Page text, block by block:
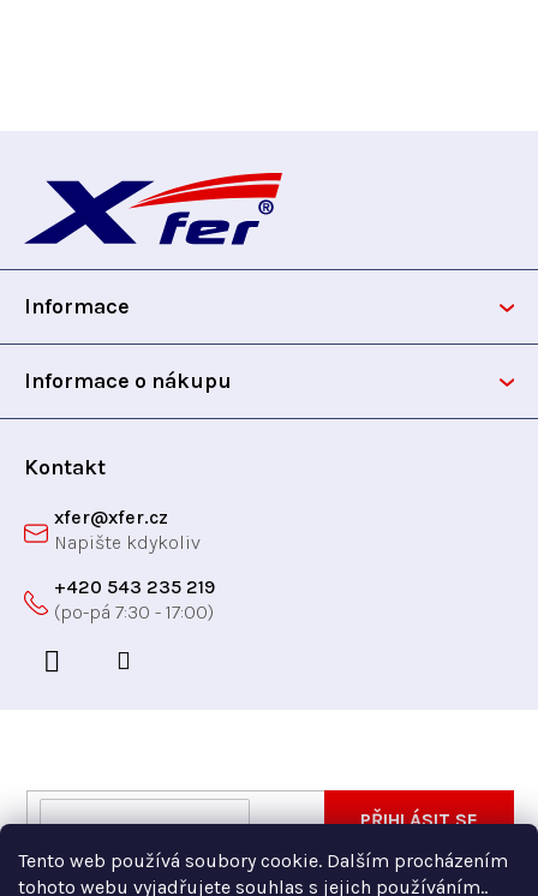
Tento web používá soubory cookie. Dalším procházením
tohoto webu vyjadřujete souhlas s jejich používáním..
p
Informace
Informace o nákupu
Kontakt
xfer@xfer.cz
+420 543 235 219
Vložte svůj e-mail a my vám budeme zasílat informace
E-
Vložením e-mailu souhlasíte spodmínkami ochrany
PŘIHLÁSIT SE